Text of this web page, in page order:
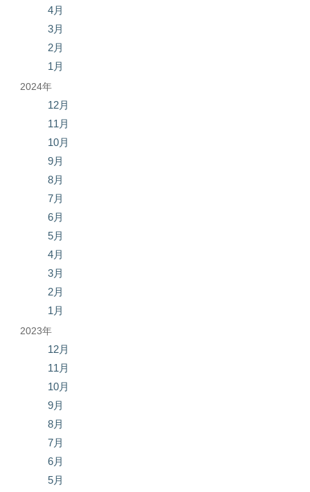
4月
3月
2月
1月
2024年
12月
11月
10月
9月
8月
7月
6月
5月
4月
3月
2月
1月
2023年
12月
11月
10月
9月
8月
7月
6月
5月